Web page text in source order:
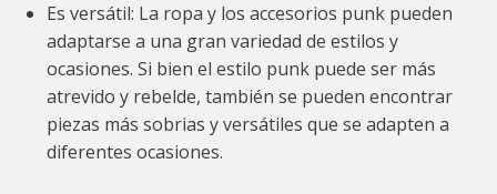
Es versátil: La ropa y los accesorios punk pueden
adaptarse a una gran variedad de estilos y
ocasiones. Si bien el estilo punk puede ser más
atrevido y rebelde, también se pueden encontrar
piezas más sobrias y versátiles que se adapten a
diferentes ocasiones.